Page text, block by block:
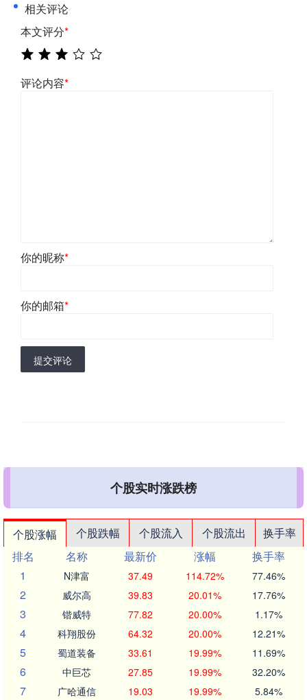
相关评论
本文评分*
评论内容*
你的昵称*
你的邮箱*
提交评论
个股实时涨跌榜
个股涨幅 个股跌幅 个股流入 个股流出
换手率
排名
名称 最新价 涨幅
换手率
1
N津富 37.49 114.72% 77.46%
2 威尔高 39.83 20.01% 17.76%
3 锴威特 77.82 20.00% 1.17%
4 科翔股份 64.32 20.00% 12.21%
5 蜀道装备 33.61 19.99% 11.69%
6 中巨芯 27.85 19.99% 32.20%
7 广哈通信 19.03 19.99% 5.84%